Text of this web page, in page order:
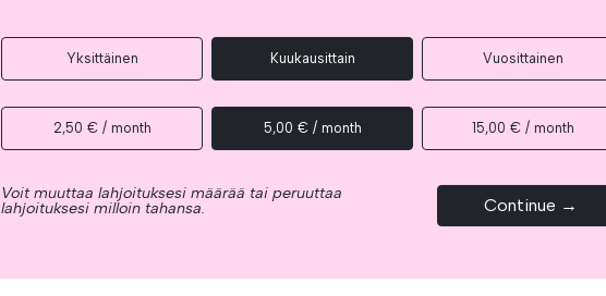
Yksittäinen Kuukausittain Vuosittainen
2,50 € / month 5,00 € / month 15,00 € / month
Voit muuttaa lahjoituksesi määrää tai peruuttaa
lahjoituksesi milloin tahansa. Continue →